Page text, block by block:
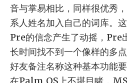
音与掌易相比，同样很优秀
系人姓名加入自己的词库。
Pre的信念产生了动摇，Pre
长时间找不到一个像样的多
好友备注名称这种基本功能
在Palm OS上不堪目睹，